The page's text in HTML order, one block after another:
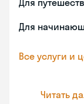
Для
Для
Все услуги и
Читать